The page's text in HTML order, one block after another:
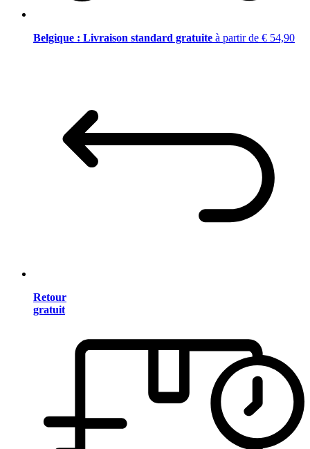
Belgique : Livraison standard gratuite à partir de € 54,90
Retour
gratuit